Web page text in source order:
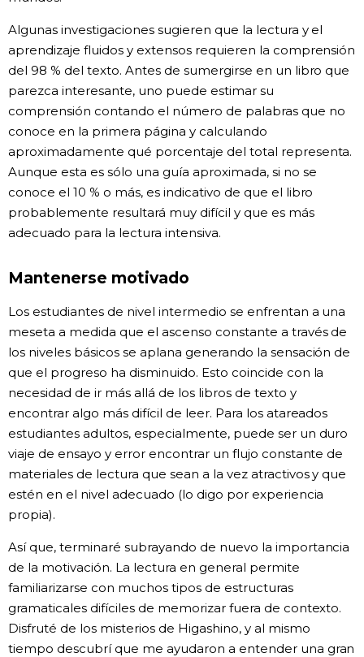
Algunas investigaciones sugieren que la lectura y el
aprendizaje fluidos y extensos requieren la comprensión
del 98 % del texto. Antes de sumergirse en un libro que
parezca interesante, uno puede estimar su
comprensión contando el número de palabras que no
conoce en la primera página y calculando
aproximadamente qué porcentaje del total representa.
Aunque esta es sólo una guía aproximada, si no se
conoce el 10 % o más, es indicativo de que el libro
probablemente resultará muy difícil y que es más
adecuado para la lectura intensiva.
Mantenerse motivado
Los estudiantes de nivel intermedio se enfrentan a una
meseta a medida que el ascenso constante a través de
los niveles básicos se aplana generando la sensación de
que el progreso ha disminuido. Esto coincide con la
necesidad de ir más allá de los libros de texto y
encontrar algo más difícil de leer. Para los atareados
estudiantes adultos, especialmente, puede ser un duro
viaje de ensayo y error encontrar un flujo constante de
materiales de lectura que sean a la vez atractivos y que
estén en el nivel adecuado (lo digo por experiencia
propia).
Así que, terminaré subrayando de nuevo la importancia
de la motivación. La lectura en general permite
familiarizarse con muchos tipos de estructuras
gramaticales difíciles de memorizar fuera de contexto.
Disfruté de los misterios de Higashino, y al mismo
tiempo descubrí que me ayudaron a entender una gran